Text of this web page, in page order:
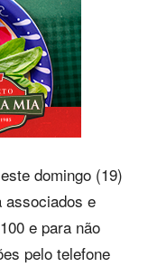
domingo (19)
associados e
e para não
pelo telefone